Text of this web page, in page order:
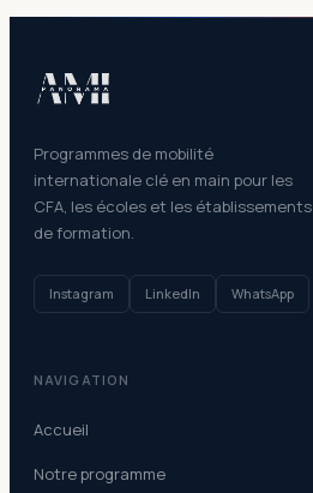
Programmes de mobilité
internationale clé en main pour les
CFA, les écoles et les établissements
de formation.
Instagram LinkedIn WhatsApp
NAVIGATION
Accueil
Notre programme